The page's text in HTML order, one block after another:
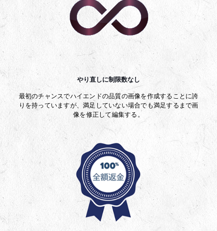
やり直しに制限数なし
最初のチャンスでハイエンドの品質の画像を作成することに誇
りを持っていますが、満足していない場合でも満足するまで画
像を修正して編集する。